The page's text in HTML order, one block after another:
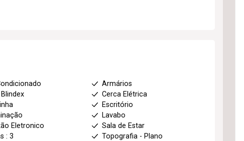
Armários
Cerca Elétrica
Escritório
Lavabo
Eletronico
Sala de Estar
: 3
Topografia - Plano